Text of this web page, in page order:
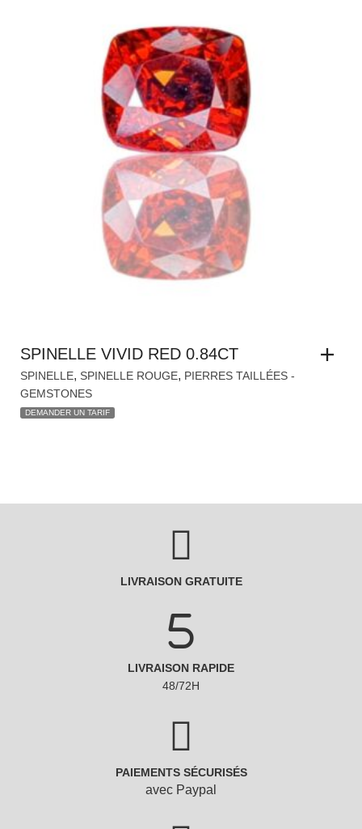
SPINELLE VIVID RED 0.84CT
SPINELLE, SPINELLE ROUGE, PIERRES TAILLÉES -
GEMSTONES
DEMANDER UN TARIF
LIVRAISON GRATUITE
LIVRAISON RAPIDE
48/72H
PAIEMENTS SÉCURISÉS
avec Paypal